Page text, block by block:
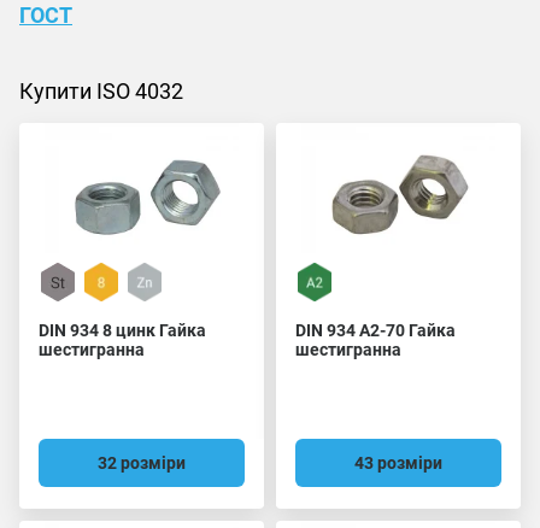
ГОСТ
Купити ISO 4032
DIN 934 8 цинк Гайка
шестигранна
32 розміри
DIN 934 A2-70 Гайка
шестигранна
43 розміри